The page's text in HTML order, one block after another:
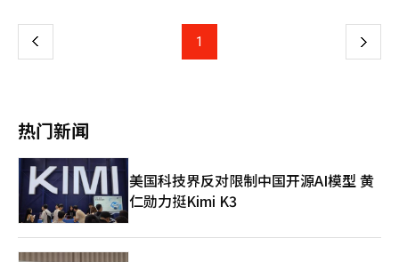
争议。随后，两家公司删除和修改了部分有争议的建议，协会也完
善了程序，最终在当天完成了施工单位的选定。 业内人士认为，
称，能有效抵御风、地震等外部压力。乐天建设曾与LERA在乐天
世界塔等项目中合作，此次将利用经验为圣水4区提供结构稳定和
司在2022年汉南2区项目后再次对决。竞标将于今日结束，市场认
为超高层设计、建筑品牌和开发策略将决定最终结果。乐天建设表
示，将利用乐天世界塔的技术和经验，将圣水4区打造成世界级高
端社区。※ 本报道经人工智能（AI）系统翻译与编辑。
上 1 下
热门新闻
美国科技界反对限制中国开源AI模型 黄
仁勋力挺Kimi K3